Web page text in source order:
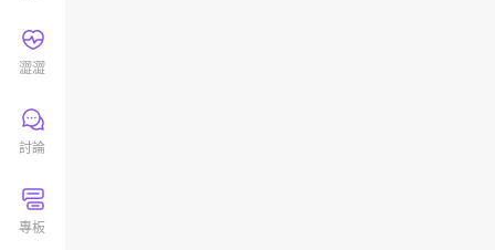
澀澀
討論
專板